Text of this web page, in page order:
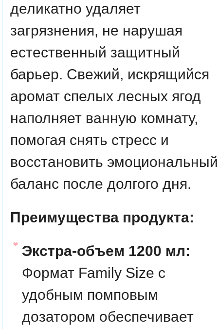
деликатно удаляет
загрязнения, не нарушая
естественный защитный
барьер. Свежий, искрящийся
аромат спелых лесных ягод
наполняет ванную комнату,
помогая снять стресс и
восстановить эмоциональный
баланс после долгого дня.
Преимущества продукта:
Экстра-объем 1200 мл:
Формат Family Size с
удобным помповым
дозатором обеспечивает